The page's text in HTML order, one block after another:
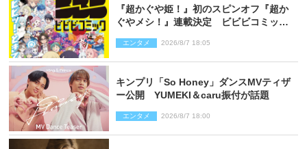
『超かぐや姫！』初のスピンオフ『超か
ぐやメシ！』連載決定 ビビビコミック
エンタメ 2026/8/7 18:05
キンプリ「So Honey」ダンスMVティザ
ー公開 YUMEKI＆caru振付が話題
エンタメ 2026/8/7 18:00